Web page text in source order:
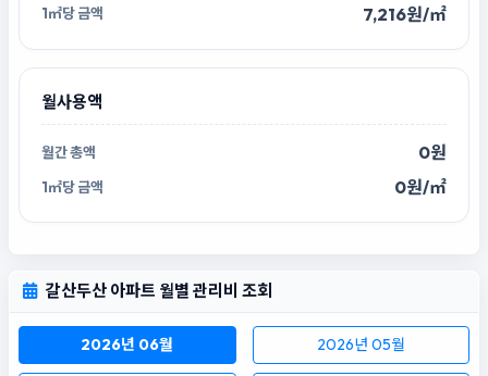
7,216원/㎡
월사용액
0원
0원/㎡
갈산두산 아파트 월별 관리비 조회
2026년 06월 2026년 05월